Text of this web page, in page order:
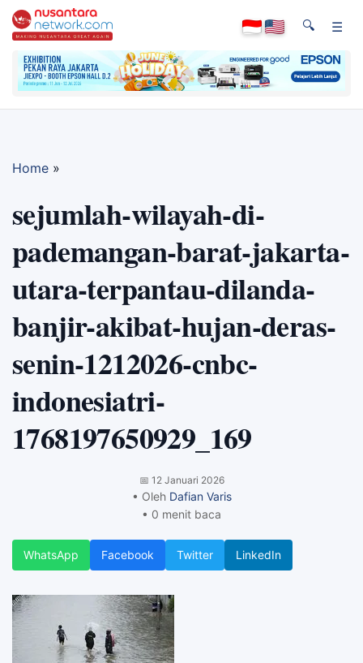
🔍 ☰
Home »
sejumlah-wilayah-di-
pademangan-barat-jakarta-
utara-terpantau-dilanda-
banjir-akibat-hujan-deras-
senin-1212026-cnbc-
indonesiatri-
1768197650929_169
📅 12 Januari 2026
• Oleh Dafian Varis
• 0 menit baca
WhatsApp Facebook Twitter LinkedIn